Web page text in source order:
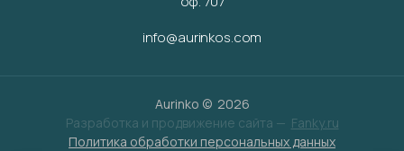
info@aurinkos.com
Aurinko © 2026
Разработка и продвижение сайта — Fanky.ru
Политика обработки персональных данных